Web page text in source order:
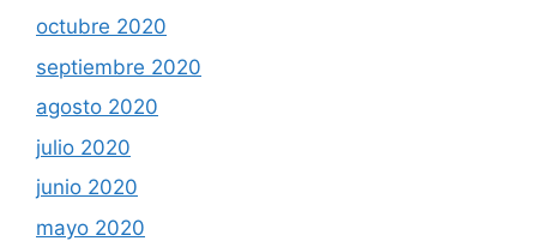
octubre 2020
septiembre 2020
agosto 2020
julio 2020
junio 2020
mayo 2020